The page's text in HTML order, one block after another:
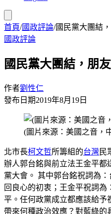
首頁/國政評論/國民黨大團結
國政評論
國民黨大團結，朋
作者劉性仁
發布日期2019年8月19日
(圖片來源：美國之音，
北市長柯文哲所籌組的台灣 民
辦人郭台銘與前立法王金平都
黨大會。 其中郭台銘祝詞為
回良心的初衷；王金平祝詞
平。任何政黨成立都應該給予
帶來何種政治效應？對藍綠的